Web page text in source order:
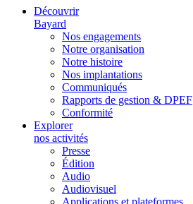
Découvrir
Bayard
Nos engagements
Notre organisation
Notre histoire
Nos implantations
Communiqués
Rapports de gestion & DPEF
Conformité
Explorer
nos activités
Presse
Édition
Audio
Audiovisuel